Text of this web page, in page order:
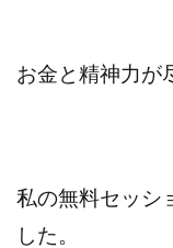
お金と精神力が
私の無料セッシ
した。